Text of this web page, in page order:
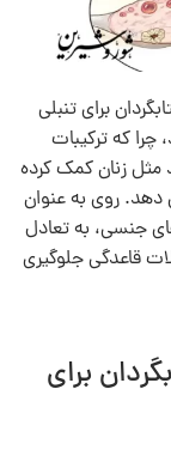
برای تنبلی
که ترکیبات
مثل زنان کمک کرده
دهد. روی به عنوان
جنسی، به تعادل
قاعدگی جلوگیری
برای